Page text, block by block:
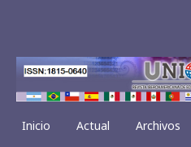
Inicio Actual Archivos